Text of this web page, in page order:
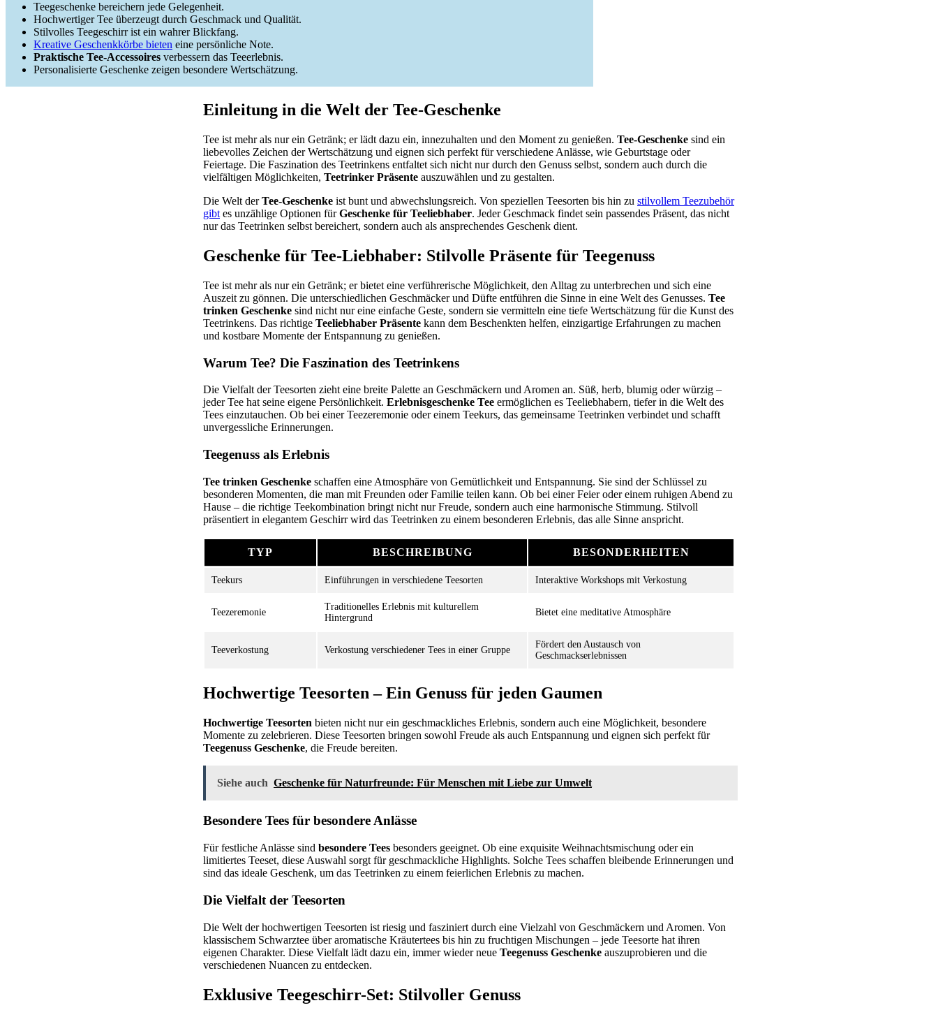
Teegeschenke bereichern jede Gelegenheit.
Hochwertiger Tee überzeugt durch Geschmack und Qualität.
Stilvolles Teegeschirr ist ein wahrer Blickfang.
Kreative Geschenkkörbe bieten eine persönliche Note.
Praktische Tee-Accessoires verbessern das Teeerlebnis.
Personalisierte Geschenke zeigen besondere Wertschätzung.
Einleitung in die Welt der Tee-Geschenke
Tee ist mehr als nur ein Getränk; er lädt dazu ein, innezuhalten und den Moment zu genießen. Tee-Geschenke sind ein
liebevolles Zeichen der Wertschätzung und eignen sich perfekt für verschiedene Anlässe, wie Geburtstage oder
Feiertage. Die Faszination des Teetrinkens entfaltet sich nicht nur durch den Genuss selbst, sondern auch durch die
vielfältigen Möglichkeiten, Teetrinker Präsente auszuwählen und zu gestalten.
Die Welt derTee-Geschenke ist bunt und abwechslungsreich. Von speziellen Teesorten bis hin zu stilvollem Teezubehör
gibt es unzählige Optionen fürGeschenke für Teeliebhaber. Jeder Geschmack findet sein passendes Präsent, das nicht
nur das Teetrinken selbst bereichert, sondern auch als ansprechendes Geschenk dient.
Geschenke für Tee-Liebhaber: Stilvolle Präsente für Teegenuss
Tee ist mehr als nur ein Getränk; er bietet eine verführerische Möglichkeit, den Alltag zu unterbrechen und sich eine
Auszeit zu gönnen. Die unterschiedlichen Geschmäcker und Düfte entführen die Sinne in eine Welt des Genusses. Tee
trinken Geschenke sind nicht nur eine einfache Geste, sondern sie vermitteln eine tiefe Wertschätzung für die Kunst des
Teetrinkens. Das richtige Teeliebhaber Präsente kann dem Beschenkten helfen, einzigartige Erfahrungen zu machen
und kostbare Momente der Entspannung zu genießen.
Warum Tee? Die Faszination des Teetrinkens
Die Vielfalt der Teesorten zieht eine breite Palette an Geschmäckern und Aromen an. Süß, herb, blumig oder würzig –
jeder Tee hat seine eigene Persönlichkeit. Erlebnisgeschenke Tee ermöglichen es Teeliebhabern, tiefer in die Welt des
Tees einzutauchen. Ob bei einer Teezeremonie oder einem Teekurs, das gemeinsame Teetrinken verbindet und schafft
unvergessliche Erinnerungen.
Teegenuss als Erlebnis
Tee trinken Geschenke schaffen eine Atmosphäre von Gemütlichkeit und Entspannung. Sie sind der Schlüssel zu
besonderen Momenten, die man mit Freunden oder Familie teilen kann. Ob bei einer Feier oder einem ruhigen Abend zu
Hause – die richtige Teekombination bringt nicht nur Freude, sondern auch eine harmonische Stimmung. Stilvoll
präsentiert in elegantem Geschirr wird das Teetrinken zu einem besonderen Erlebnis, das alle Sinne anspricht.
TYP BESCHREIBUNG BESONDERHEITEN
Teekurs Einführungen in verschiedene Teesorten Interaktive Workshops mit Verkostung
Teezeremonie
Traditionelles Erlebnis mit kulturellem
Hintergrund
Bietet eine meditative Atmosphäre
Teeverkostung Verkostung verschiedener Tees in einer Gruppe
Fördert den Austausch von
Geschmackserlebnissen
Hochwertige Teesorten – Ein Genuss für jeden Gaumen
Hochwertige Teesorten bieten nicht nur ein geschmackliches Erlebnis, sondern auch eine Möglichkeit, besondere
Momente zu zelebrieren. Diese Teesorten bringen sowohl Freude als auch Entspannung und eignen sich perfekt für
Teegenuss Geschenke, die Freude bereiten.
Siehe auch Geschenke für Naturfreunde: Für Menschen mit Liebe zur Umwelt
Besondere Tees für besondere Anlässe
Für festliche Anlässe sind besondere Tees besonders geeignet. Ob eine exquisite Weihnachtsmischung oder ein
limitiertes Teeset, diese Auswahl sorgt für geschmackliche Highlights. Solche Tees schaffen bleibende Erinnerungen und
sind das ideale Geschenk, um das Teetrinken zu einem feierlichen Erlebnis zu machen.
Die Vielfalt der Teesorten
Die Welt der hochwertigen Teesorten ist riesig und fasziniert durch eine Vielzahl von Geschmäckern und Aromen. Von
klassischem Schwarztee über aromatische Kräutertees bis hin zu fruchtigen Mischungen – jede Teesorte hat ihren
eigenen Charakter. Diese Vielfalt lädt dazu ein, immer wieder neue Teegenuss Geschenke auszuprobieren und die
verschiedenen Nuancen zu entdecken.
Exklusive Teegeschirr-Set: Stilvoller Genuss